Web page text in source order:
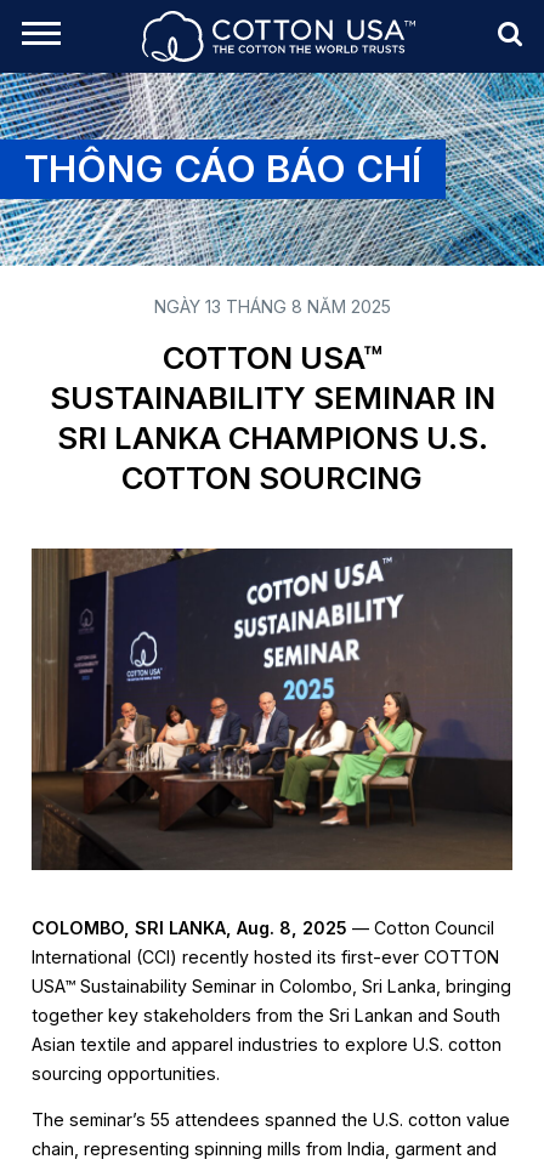
Menu
Toggle
THÔNG CÁO BÁO CHÍ
COTTON USA™
SUSTAINABILITY SEMINAR IN
SRI LANKA CHAMPIONS U.S.
COTTON SOURCING
NGÀY 13 THÁNG 8 NĂM 2025
COLOMBO, SRI LANKA, Aug. 8, 2025 — Cotton Council
International (CCI) recently hosted its first-ever COTTON
USA™ Sustainability Seminar in Colombo, Sri Lanka, bringing
together key stakeholders from the Sri Lankan and South
Asian textile and apparel industries to explore U.S. cotton
sourcing opportunities.
The seminar’s 55 attendees spanned the U.S. cotton value
chain, representing spinning mills from India, garment and